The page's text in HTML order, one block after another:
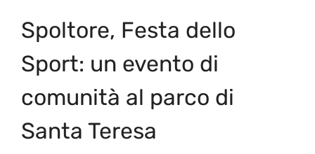
Spoltore, Festa dello
Sport: un evento di
comunità al parco di
Santa Teresa